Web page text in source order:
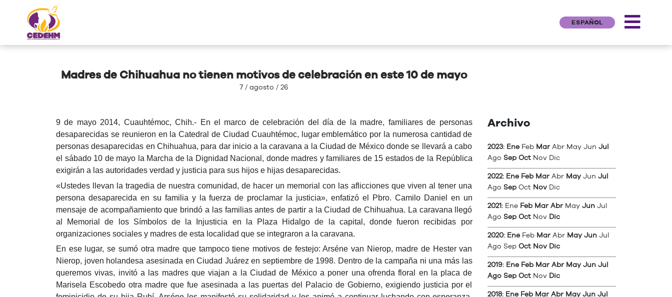
ESPAÑOL
Madres de Chihuahua no tienen motivos de celebración en este 10 de mayo
7 / agosto / 26
9 de mayo 2014, Cuauhtémoc, Chih.- En el marco de celebración del día de la madre, familiares de personas
desaparecidas se reunieron en la Catedral de Ciudad Cuauhtémoc, lugar emblemático por la numerosa cantidad de
personas desaparecidas en Chihuahua, para dar inicio a la caravana a la Ciudad de México donde se llevará a cabo
el sábado 10 de mayo la Marcha de la Dignidad Nacional, donde madres y familiares de 15 estados de la República
exigirán a las autoridades verdad y justicia para sus hijos e hijas desaparecidas.
«Ustedes llevan la tragedia de nuestra comunidad, de hacer un memorial con las aflicciones que viven al tener una
persona desaparecida en su familia y la fuerza de proclamar la justicia», enfatizó el Pbro. Camilo Daniel en un
mensaje de acompañamiento que brindó a las familias antes de partir a la Ciudad de Chihuahua. La caravana llegó
al Memorial de los Símbolos de la Injusticia en la Plaza Hidalgo de la capital, donde fueron recibidas por
organizaciones sociales y madres de esta localidad que se integraron a la caravana.
En ese lugar, se sumó otra madre que tampoco tiene motivos de festejo: Arséne van Nierop, madre de Hester van
Nierop, joven holandesa asesinada en Ciudad Juárez en septiembre de 1998. Dentro de la campaña ni una más las
queremos vivas, invitó a las madres que viajan a la Ciudad de México a poner una ofrenda floral en la placa de
Marisela Escobedo otra madre que fue asesinada a las puertas del Palacio de Gobierno, exigiendo justicia por el
Archivo
2023: Ene Feb Mar Abr May Jun Jul
Ago Sep Oct Nov Dic
2022: Ene Feb Mar Abr May Jun Jul
Ago Sep Oct Nov Dic
2021: Ene Feb Mar Abr May Jun Jul
Ago Sep Oct Nov Dic
2020: Ene Feb Mar Abr May Jun Jul
Ago Sep Oct Nov Dic
2019: Ene Feb Mar Abr May Jun Jul
Ago Sep Oct Nov Dic
2018: Ene Feb Mar Abr May Jun Jul